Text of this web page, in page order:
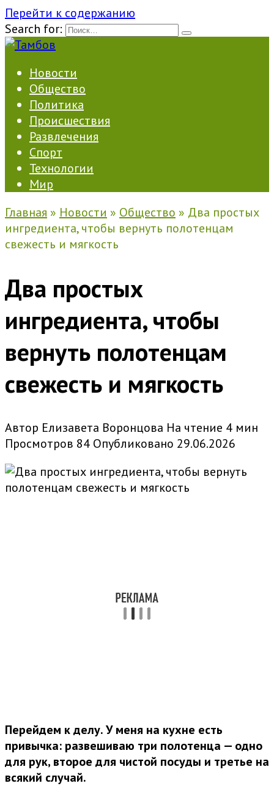
Перейти к содержанию
Search for:
Новости
Общество
Политика
Происшествия
Развлечения
Спорт
Технологии
Мир
Главная » Новости » Общество » Два простых
ингредиента, чтобы вернуть полотенцам
свежесть и мягкость
Два простых
ингредиента, чтобы
вернуть полотенцам
свежесть и мягкость
Автор Елизавета Воронцова На чтение 4 мин
Просмотров 84 Опубликовано 29.06.2026
Перейдем к делу. У меня на кухне есть
привычка: развешиваю три полотенца — одно
для рук, второе для чистой посуды и третье на
всякий случай.